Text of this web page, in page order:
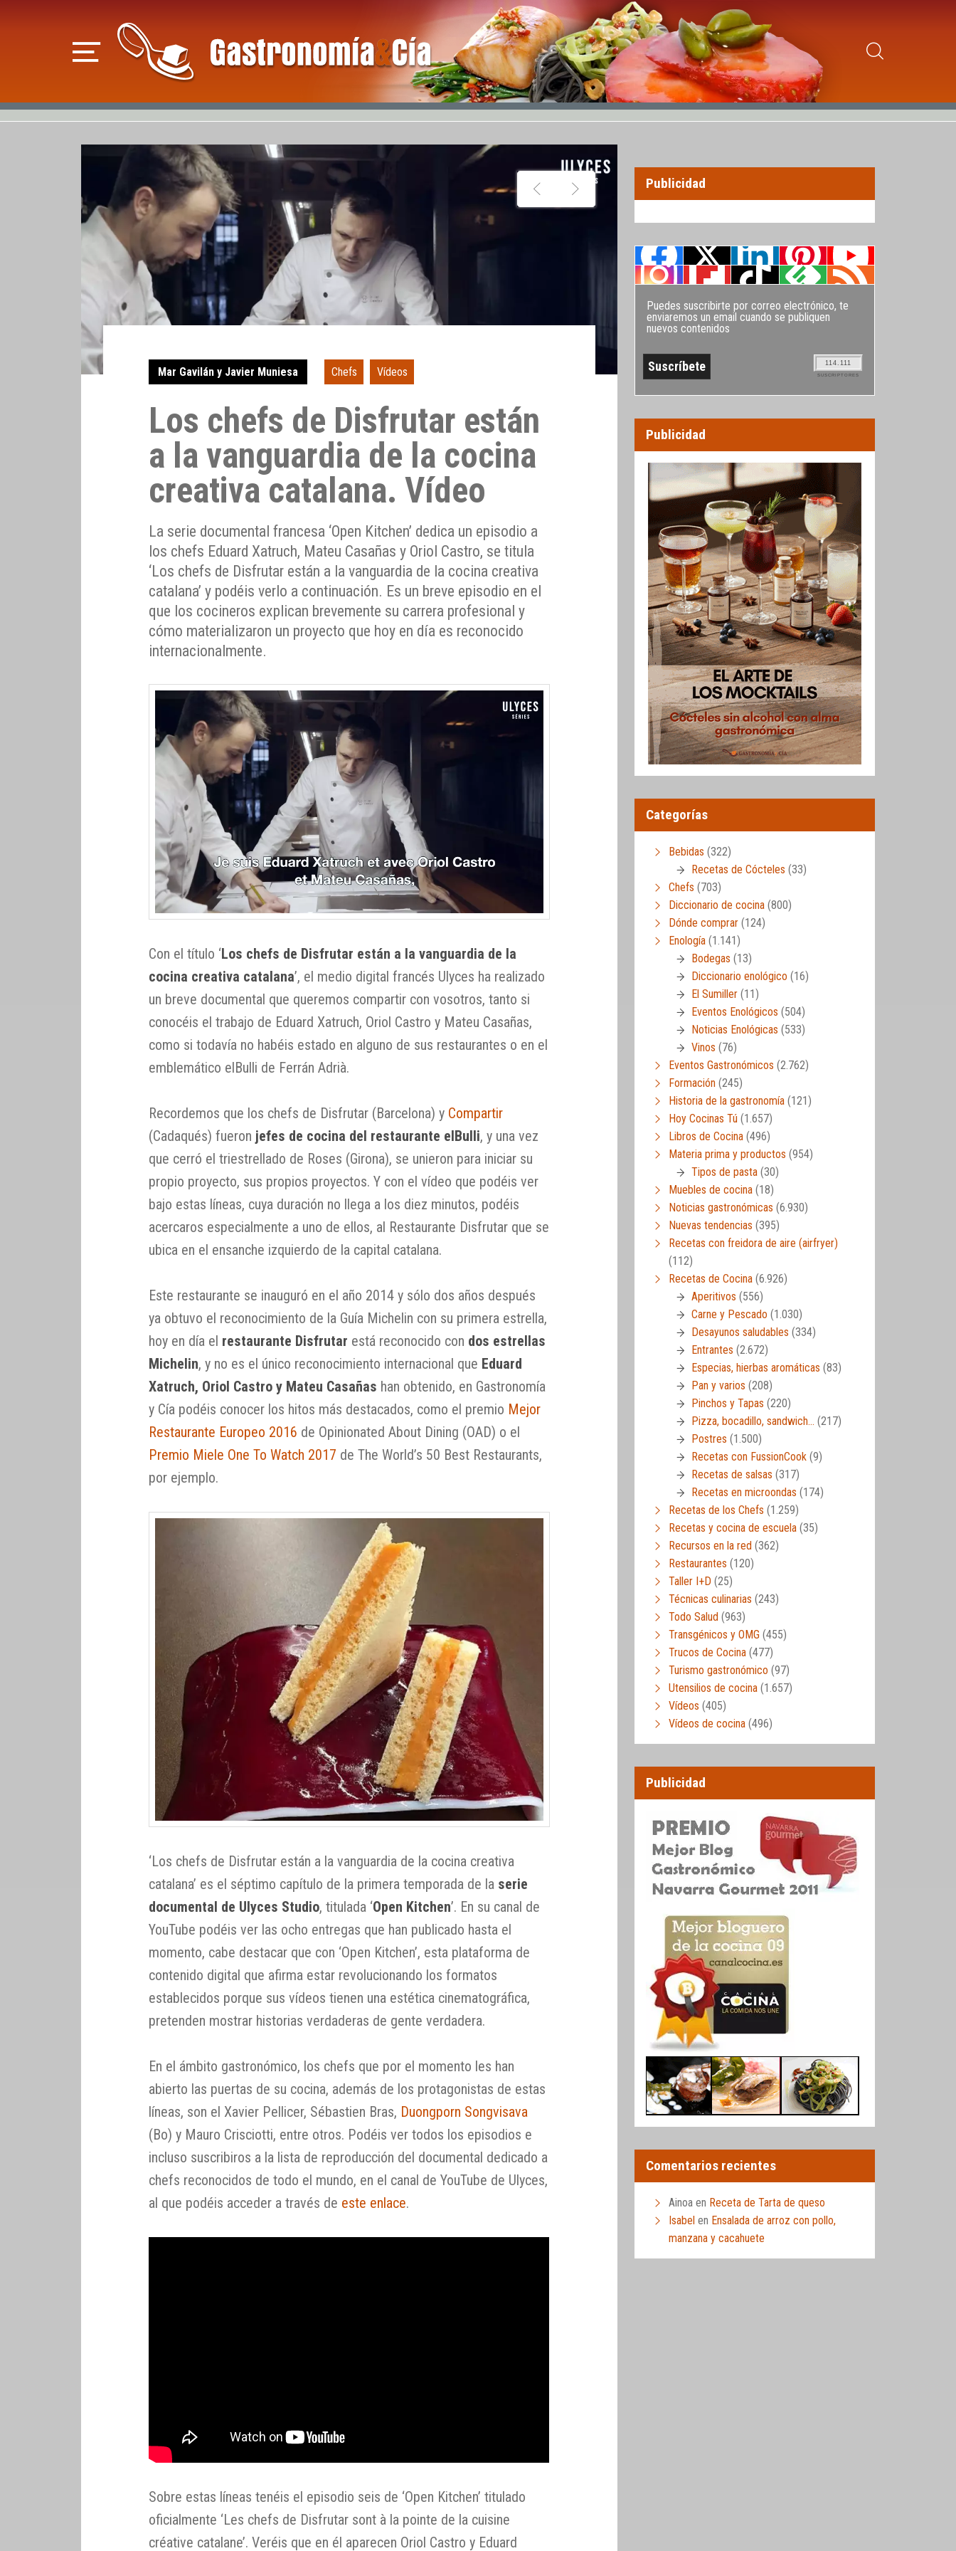
Mar Gavilán y Javier Muniesa Chefs Vídeos
Los chefs de Disfrutar están
a la vanguardia de la cocina
creativa catalana. Vídeo
La serie documental francesa ‘Open Kitchen’ dedica un episodio a
los chefs Eduard Xatruch, Mateu Casañas y Oriol Castro, se titula
‘Los chefs de Disfrutar están a la vanguardia de la cocina creativa
catalana’ y podéis verlo a continuación. Es un breve episodio en el
que los cocineros explican brevemente su carrera profesional y
cómo materializaron un proyecto que hoy en día es reconocido
internacionalmente.
Con el título ‘Los chefs de Disfrutar están a la vanguardia de la
cocina creativa catalana’, el medio digital francés Ulyces ha realizado
un breve documental que queremos compartir con vosotros, tanto si
conocéis el trabajo de Eduard Xatruch, Oriol Castro y Mateu Casañas,
como si todavía no habéis estado en alguno de sus restaurantes o en el
emblemático elBulli de Ferrán Adrià.
Recordemos que los chefs de Disfrutar (Barcelona) y Compartir
(Cadaqués) fueron jefes de cocina del restaurante elBulli, y una vez
que cerró el triestrellado de Roses (Girona), se unieron para iniciar su
propio proyecto, sus propios proyectos. Y con el vídeo que podéis ver
bajo estas líneas, cuya duración no llega a los diez minutos, podéis
acercaros especialmente a uno de ellos, al Restaurante Disfrutar que se
ubica en el ensanche izquierdo de la capital catalana.
Este restaurante se inauguró en el año 2014 y sólo dos años después
ya obtuvo el reconocimiento de la Guía Michelin con su primera estrella,
hoy en día el restaurante Disfrutar está reconocido con dos estrellas
Michelin, y no es el único reconocimiento internacional que Eduard
Xatruch, Oriol Castro y Mateu Casañas han obtenido, en Gastronomía
y Cía podéis conocer los hitos más destacados, como el premio Mejor
Restaurante Europeo 2016 de Opinionated About Dining (OAD) o el
Premio Miele One To Watch 2017 de The World’s 50 Best Restaurants,
por ejemplo.
‘Los chefs de Disfrutar están a la vanguardia de la cocina creativa
catalana’ es el séptimo capítulo de la primera temporada de la serie
documental de Ulyces Studio, titulada ‘Open Kitchen’. En su canal de
YouTube podéis ver las ocho entregas que han publicado hasta el
momento, cabe destacar que con ‘Open Kitchen’, esta plataforma de
contenido digital que afirma estar revolucionando los formatos
establecidos porque sus vídeos tienen una estética cinematográfica,
pretenden mostrar historias verdaderas de gente verdadera.
En el ámbito gastronómico, los chefs que por el momento les han
abierto las puertas de su cocina, además de los protagonistas de estas
líneas, son el Xavier Pellicer, Sébastien Bras, Duongporn Songvisava
(Bo) y Mauro Crisciotti, entre otros. Podéis ver todos los episodios e
incluso suscribiros a la lista de reproducción del documental dedicado a
chefs reconocidos de todo el mundo, en el canal de YouTube de Ulyces,
al que podéis acceder a través de este enlace.
Sobre estas líneas tenéis el episodio seis de ‘Open Kitchen’ titulado
oficialmente ‘Les chefs de Disfrutar sont à la pointe de la cuisine
créative catalane’. Veréis que en él aparecen Oriol Castro y Eduard
Publicidad
Puedes suscribirte por correo electrónico, te
enviaremos un email cuando se publiquen
nuevos contenidos
114.111
SUSCRIPTORES
Publicidad
Categorías
Bebidas (322)
Recetas de Cócteles (33)
Chefs (703)
Diccionario de cocina (800)
Dónde comprar (124)
Enología (1.141)
Bodegas (13)
Diccionario enológico (16)
El Sumiller (11)
Eventos Enológicos (504)
Noticias Enológicas (533)
Vinos (76)
Eventos Gastronómicos (2.762)
Formación (245)
Historia de la gastronomía (121)
Hoy Cocinas Tú (1.657)
Libros de Cocina (496)
Materia prima y productos (954)
Tipos de pasta (30)
Muebles de cocina (18)
Noticias gastronómicas (6.930)
Nuevas tendencias (395)
Recetas con freidora de aire (airfryer)
(112)
Recetas de Cocina (6.926)
Aperitivos (556)
Carne y Pescado (1.030)
Desayunos saludables (334)
Entrantes (2.672)
Especias, hierbas aromáticas (83)
Pan y varios (208)
Pinchos y Tapas (220)
Pizza, bocadillo, sandwich… (217)
Postres (1.500)
Recetas con FussionCook (9)
Recetas de salsas (317)
Recetas en microondas (174)
Recetas de los Chefs (1.259)
Recetas y cocina de escuela (35)
Recursos en la red (362)
Restaurantes (120)
Taller I+D (25)
Técnicas culinarias (243)
Todo Salud (963)
Transgénicos y OMG (455)
Trucos de Cocina (477)
Turismo gastronómico (97)
Utensilios de cocina (1.657)
Vídeos (405)
Vídeos de cocina (496)
Publicidad
Comentarios recientes
Ainoa en Receta de Tarta de queso
Isabel en Ensalada de arroz con pollo,
manzana y cacahuete